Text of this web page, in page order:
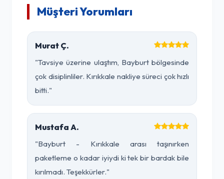
Müşteri Yorumları
Murat Ç.
"Tavsiye üzerine ulaştım, Bayburt bölgesinde
çok disiplinliler. Kırıkkale nakliye süreci çok hızlı
bitti."
Mustafa A.
"Bayburt - Kırıkkale arası taşınırken
paketleme o kadar iyiydi ki tek bir bardak bile
kırılmadı. Teşekkürler."